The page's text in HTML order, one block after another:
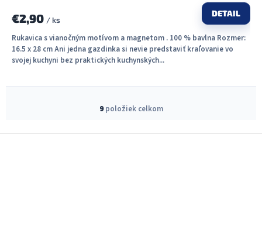
€2,90 / ks
DETAIL
Rukavica s vianočným motívom a magnetom . 100 % bavlna Rozmer:
16.5 x 28 cm Ani jedna gazdinka si nevie predstaviť kraľovanie vo
svojej kuchyni bez praktických kuchynských...
á
9položiek celkom